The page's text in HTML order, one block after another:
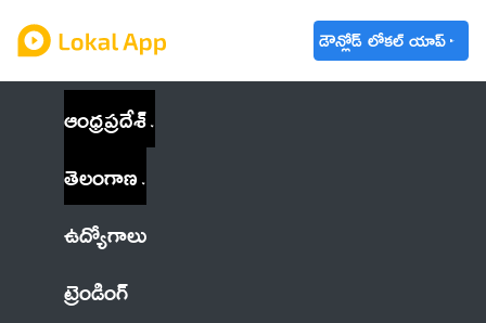
డౌన్లోడ్ లోకల్ యాప్
ఆంధ్రప్రదేశ్
తెలంగాణ
ఉద్యోగాలు
ట్రెండింగ్